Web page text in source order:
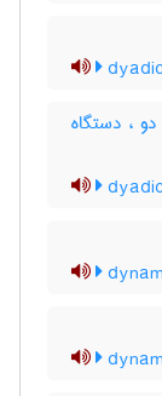
، دستگاه